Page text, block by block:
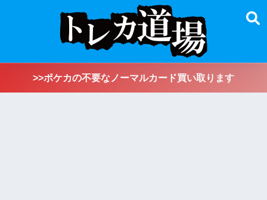
>>ポケカの不要なノーマルカード買い取ります